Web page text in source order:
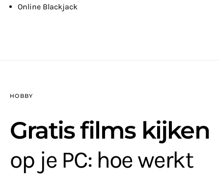
Online Blackjack
HOBBY
Gratis films kijken
op je PC: hoe werkt